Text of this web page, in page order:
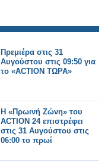
Πρεμιέρα στις 31
Αυγούστου στις 09:50 για
το «ACTION ΤΩΡΑ»
Η «Πρωινή Ζώνη» του
ACTION 24 επιστρέφει
στις 31 Αυγούστου στις
06:00 το πρωί